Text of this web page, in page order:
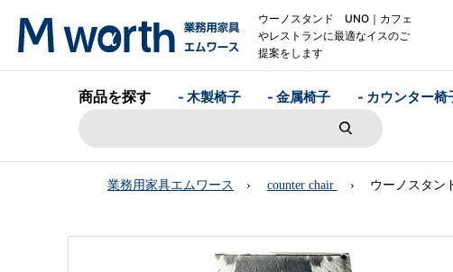
ウーノスタンド UNO｜カフェ
やレストランに最適なイスのご
提案をします
商品を探す - 木製椅子 - 金属椅子 - カウンター椅
業務用家具エムワース counter chair ウーノスタ